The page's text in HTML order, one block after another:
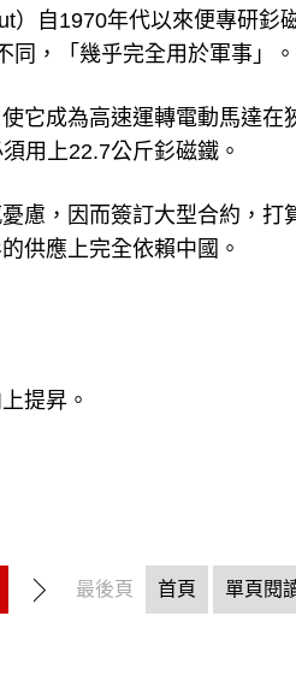
）自1970年代以來便專研釤
，「幾乎完全用於軍事」。
它成為高速運轉電動馬達在
用上22.7公斤釤磁鐵。
慮，因而簽訂大型合約，打
供應上完全依賴中國。
提昇。
最後頁 首頁 單頁閱